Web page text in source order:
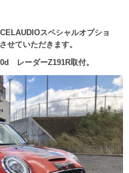
スペシャルオプショ
せていただきます。
レーダーZ191R取付。